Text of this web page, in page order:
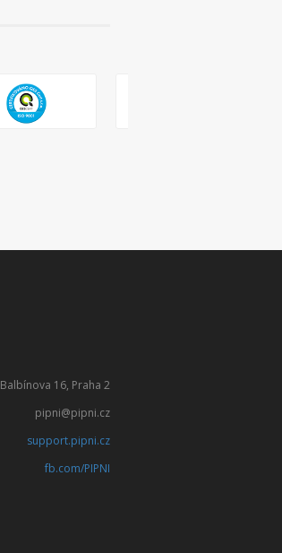
Balbínova 16, Praha 2
pipni@pipni.cz
support.pipni.cz
fb.com/PIPNI